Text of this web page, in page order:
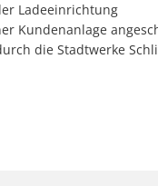
Ladeeinrichtung
Kundenanlage
die Stadtwerke